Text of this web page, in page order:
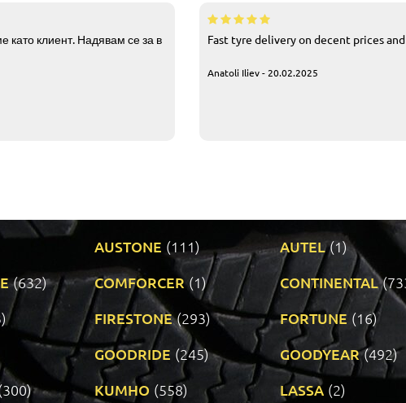
като клиент. Надявам се за в
Fast tyre delivery on decent prices
Anatoli Iliev - 20.02.2025
AUSTONE (111) AUTEL (1)
(632) COMFORCER (1) CONTINENTAL
FIRESTONE (293) FORTUNE (16)
GOODRIDE (245) GOODYEAR (492)
KUMHO (558) LASSA (2)